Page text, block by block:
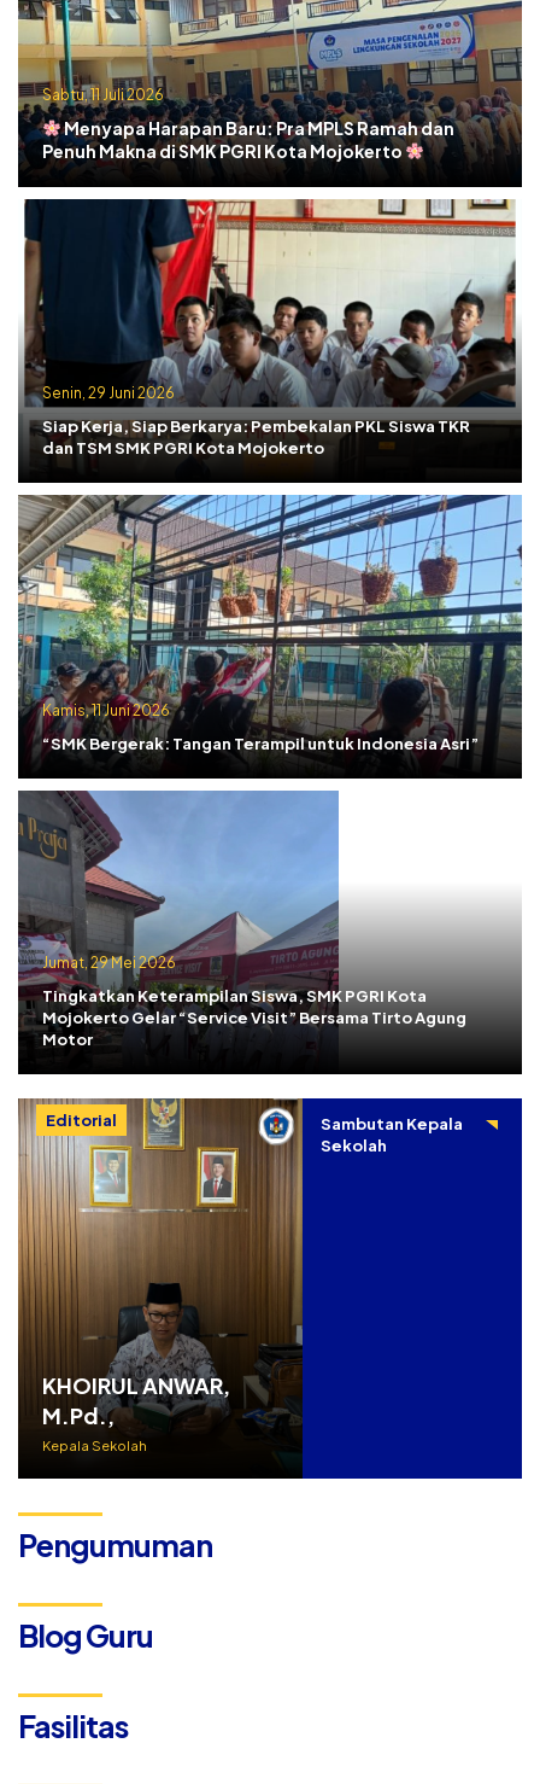
Sabtu, 11 Juli 2026
Menyapa Harapan Baru: Pra MPLS Ramah dan
Penuh Makna di SMK PGRI Kota Mojokerto
Senin, 29 Juni 2026
Siap Kerja, Siap Berkarya: Pembekalan PKL Siswa TKR
dan TSM SMK PGRI Kota Mojokerto
Kamis, 11 Juni 2026
“SMK Bergerak: Tangan Terampil untuk Indonesia Asri”
Jumat, 29 Mei 2026
Tingkatkan Keterampilan Siswa, SMK PGRI Kota
Mojokerto Gelar “Service Visit” Bersama Tirto Agung
Motor
Editorial
KHOIRUL ANWAR,
M.Pd.,
Kepala Sekolah
Sambutan Kepala
Sekolah
Pengumuman
Blog Guru
Fasilitas